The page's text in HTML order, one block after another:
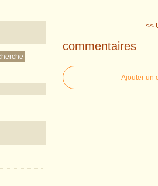
<<
commentaires
Ajouter un